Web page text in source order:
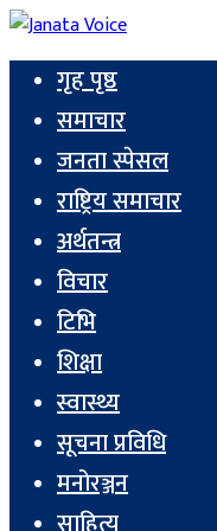
गृह पृष्ठ
समाचार
जनता स्पेसल
राष्ट्रिय समाचार
अर्थतन्त्र
विचार
टिभि
शिक्षा
स्वास्थ्य
सूचना प्रविधि
मनोरञ्जन